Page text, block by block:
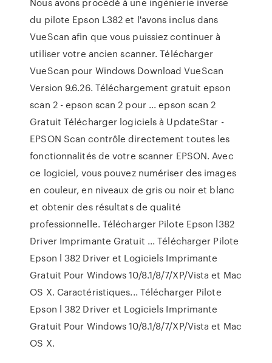
du pilote Epson L382 et l'avons inclus dans
VueScan afin que vous puissiez continuer à
utiliser votre ancien scanner. Télécharger
VueScan pour Windows Download VueScan
Version 9.6.26. Téléchargement gratuit epson
scan 2 - epson scan 2 pour ... epson scan 2
Gratuit Télécharger logiciels à UpdateStar -
EPSON Scan contrôle directement toutes les
fonctionnalités de votre scanner EPSON. Avec
ce logiciel, vous pouvez numériser des images
en couleur, en niveaux de gris ou noir et blanc
et obtenir des résultats de qualité
professionnelle. Télécharger Pilote Epson l382
Driver Imprimante Gratuit ... Télécharger Pilote
Epson l 382 Driver et Logiciels Imprimante
Gratuit Pour Windows 10/8.1/8/7/XP/Vista et Mac
OS X. Caractéristiques... Télécharger Pilote
Epson l 382 Driver et Logiciels Imprimante
Gratuit Pour Windows 10/8.1/8/7/XP/Vista et Mac
OS X.